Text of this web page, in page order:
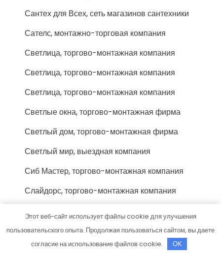
Сантех для Всех, сеть магазинов сантехники
Сателс, монтажно-торговая компания
Светлица, торгово-монтажная компания
Светлица, торгово-монтажная компания
Светлица, торгово-монтажная компания
Светлые окна, торгово-монтажная фирма
Светлый дом, торгово-монтажная фирма
Светлый мир, выездная компания
Сиб Мастер, торгово-монтажная компания
Слайдорс, торгово-монтажная компания
Смк Поток, торгово-монтажная фирма
Сок-Тольятти люкс, торгово-монтажная
Этот веб-сайт использует файлы cookie для улучшения
пользовательского опыта. Продолжая пользоваться сайтом, вы даете
согласие на использование файлов cookie.
OK